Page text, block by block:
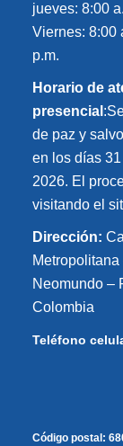
jueves: 8:00
Viernes: 8:00
p.m.
Horario de
presencial
de paz y
en los días
2026. El
visitando el
Dirección:
Neomundo –
Colombia
Teléfono
Código postal: